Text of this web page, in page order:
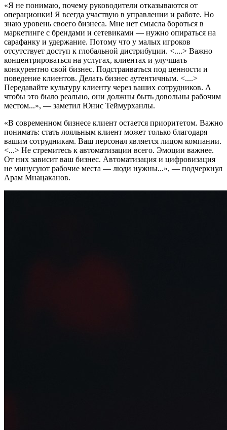
«Я не понимаю, почему руководители отказываются от
операционки! Я всегда участвую в управлении и работе. Но
знаю уровень своего бизнеса. Мне нет смысла бороться в
маркетинге с брендами и сетевиками — нужно опираться на
сарафанку и удержание. Потому что у малых игроков
отсутствует доступ к глобальной дистрибуции. <....> Важно
концентрироваться на услугах, клиентах и улучшать
конкурентно свой бизнес. Подстраиваться под ценности и
поведение клиентов. Делать бизнес аутентичным. <....>
Передавайте культуру клиенту через ваших сотрудников. А
чтобы это было реально, они должны быть довольны рабочим
местом...», — заметил Юнис Теймурханлы.
«В современном бизнесе клиент остается приоритетом. Важно
понимать: стать лояльным клиент может только благодаря
вашим сотрудникам. Ваш персонал является лицом компании.
<...> Не стремитесь к автоматизации всего. Эмоции важнее.
От них зависит ваш бизнес. Автоматизация и цифровизация
не минусуют рабочие места — люди нужны...», — подчеркнул
Арам Мнацаканов.